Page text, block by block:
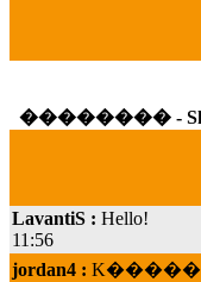
�������� -
11:56
jordan4 :
19:45